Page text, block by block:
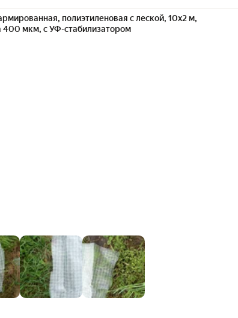
полиэтиленовая с леской, 10x2 м,
400 мкм, с УФ-стабилизатором